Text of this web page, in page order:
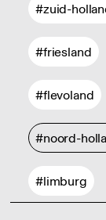
#zuid-
#friesland
#flevoland
#noord-
#limburg